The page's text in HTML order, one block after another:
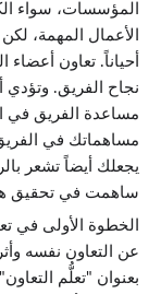
المؤسسات، سواء
الأعمال المهمة،
أحياناً. تعاون
نجاح الفريق. وتؤدي
مساعدة الفريق في
مساهماتك في
يجعلك أيضاً تشعر
ساهمت في تحقيق
الخطوة الأولى في
عن التعاون نفسه
بعنوان "تعلُّم